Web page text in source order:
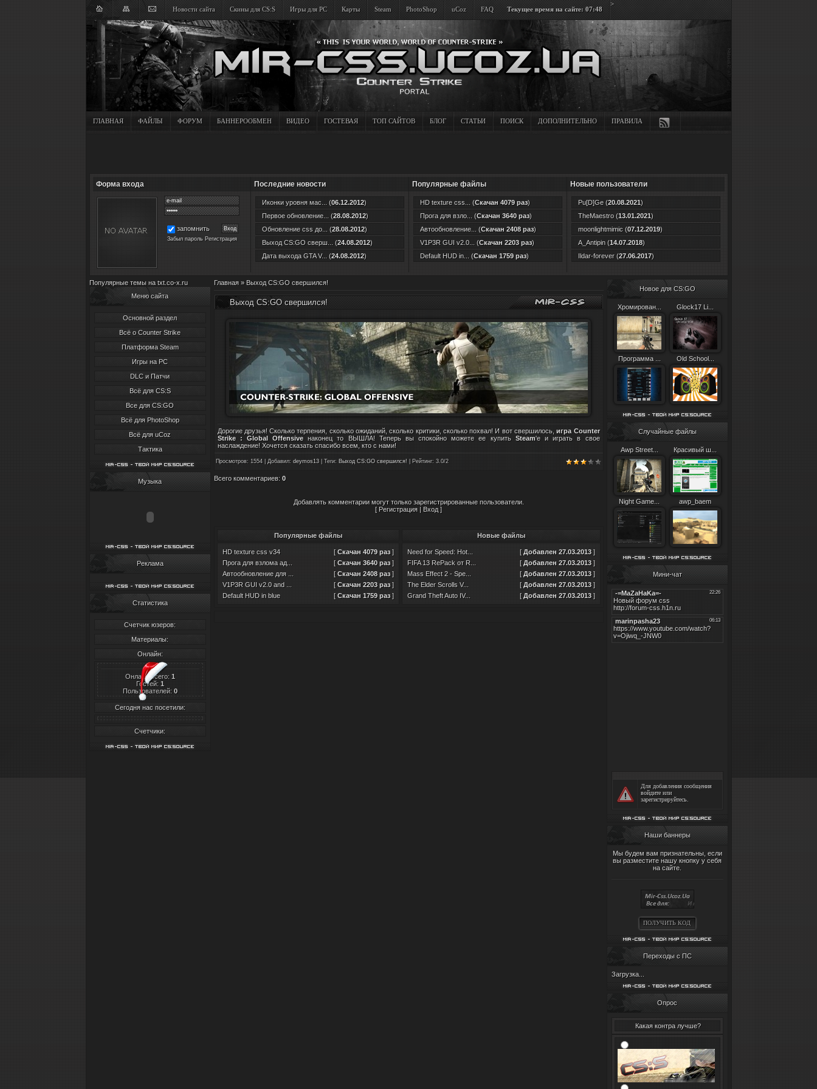
>
Новости сайта Скины для CS:S Игры для PC Карты Steam PhotoShop uCoz FAQ Текущее время на сайте: 07:48
ГЛАВНАЯ ФАЙЛЫ ФОРУМ БАННЕРООБМЕН ВИДЕО ГОСТЕВАЯ ТОП САЙТОВ БЛОГ СТАТЬИ ПОИСК ДОПОЛНИТЕЛЬНО ПРАВИЛА
Форма входа
запомнить
Забыл пароль Регистрация
Последние новости
Иконки уровня мас... (06.12.2012)
Первое обновление... (28.08.2012)
Обновление css до... (28.08.2012)
Выход CS:GO сверш... (24.08.2012)
Дата выхода GTA V... (24.08.2012)
Популярные файлы
HD texture css... (Скачан 4079 раз)
Прога для взло... (Скачан 3640 раз)
Автообновление... (Скачан 2408 раз)
V1P3R GUI v2.0... (Скачан 2203 раз)
Default HUD in... (Скачан 1759 раз)
Новые пользователи
Pu[D]Ge(20.08.2021)
TheMaestro(13.01.2021)
moonlightmimic(07.12.2019)
A_Antipin(14.07.2018)
Ildar-forever(27.06.2017)
Популярные темы на txt.co-x.ru
Меню сайта
Основной раздел
Всё о Counter Strike
Платформа Steam
Игры на PC
DLC и Патчи
Всё для CS:S
Все для CS:GO
Всё для PhotoShop
Всё для uCoz
Тактика
Музыка
Реклама
Статистика
Счетчик юзеров:
Материалы:
Онлайн:
Онлайн всего: 1
Гостей: 1
Пользователей: 0
Сегодня нас посетили:
Счетчики:
Главная» Выход CS:GO свершился!
Выход CS:GO свершился!
Дорогие друзья! Сколько терпения, сколько ожиданий, сколько критики, сколько похвал! И вот свершилось, игра Counter
Strike : Global Offensive наконец то ВЫШЛА! Теперь вы спокойно можете ее купить Steam'e и играть в свое
наслаждение! Хочется сказать спасибо всем, кто с нами!
Просмотров: 1554 | Добавил: deymos13| Теги: Выход CS:GO свершился! Рейтинг: 3.0/2
Всего комментариев: 0
Добавлять комментарии могут только зарегистрированные пользователи.
[ Регистрация | Вход ]
Популярные файлы
HD texture css v34 [ Скачан 4079 раз]
Прога для взлома ад...
[ Скачан 3640 раз]
Автообновление для ...
[ Скачан 2408 раз]
V1P3R GUI v2.0 and ...
[ Скачан 2203 раз]
Default HUD in blue
[ Скачан 1759 раз]
Новые файлы
Need for Speed: Hot... [ Добавлен 27.03.2013]
FIFA 13 RePack от R...
[ Добавлен 27.03.2013]
Mass Effect 2 - Spe...
[ Добавлен 27.03.2013]
The Elder Scrolls V...
[ Добавлен 27.03.2013]
Grand Theft Auto IV...
[ Добавлен 27.03.2013]
Новое для CS:GO
Хромирован... Glock17 Li...
Программа ... Old School...
Случайные файлы
Awp Street... Красивый ш...
Night Game... awp_baem
Мини-чат
Для добавления сообщения
войдитеили
зарегистрируйтесь.
Наши баннеры
Мы будем вам признательны, если
вы разместите нашу кнопку у себя
на сайте.
ПОЛУЧИТЬ КОД
Переходы с ПС
Загрузка...
Опрос
Какая контра лучше?